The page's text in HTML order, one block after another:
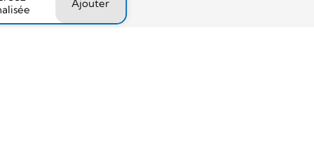
Ajouter